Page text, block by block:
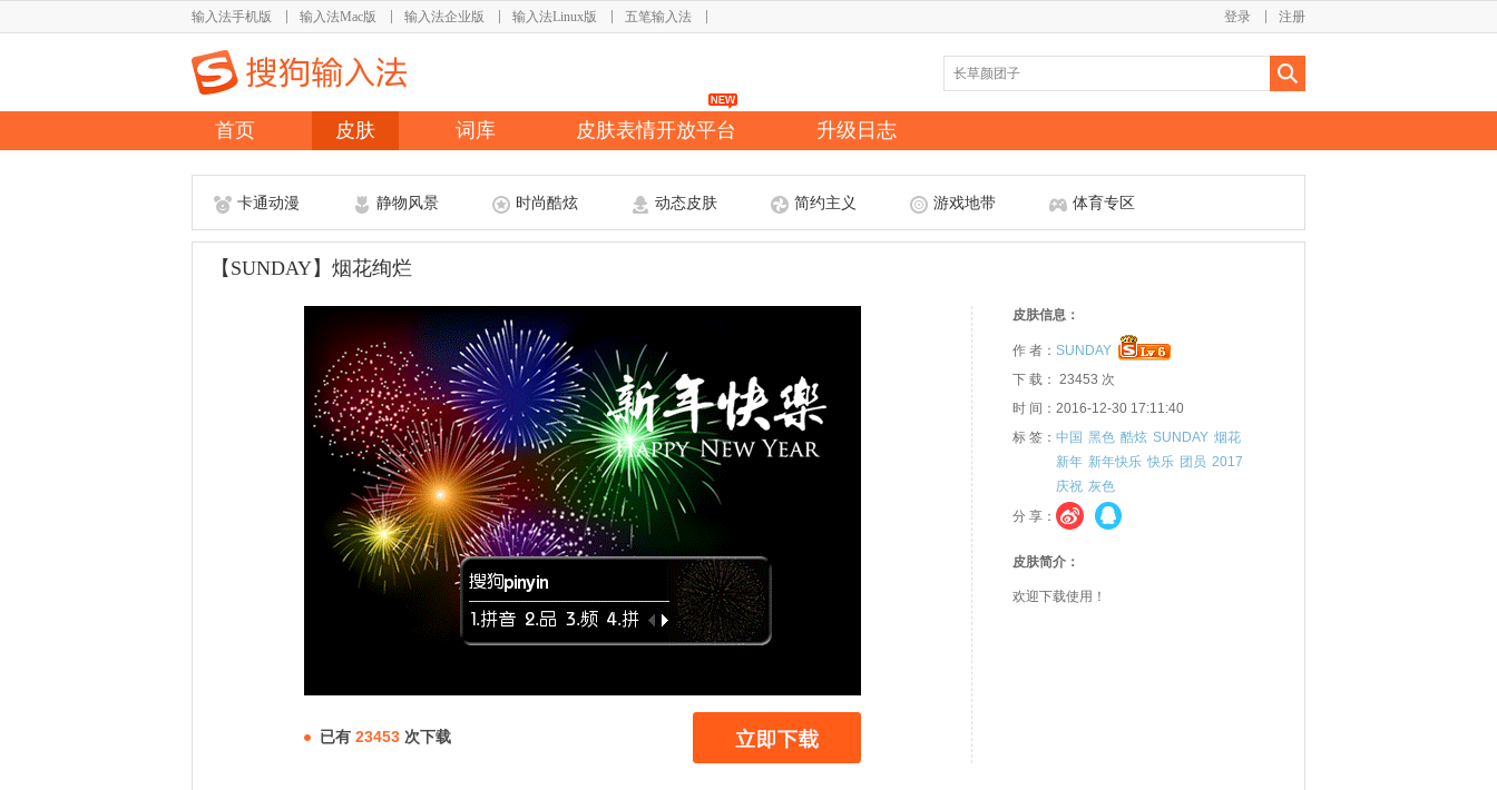
输入法手机版 输入法Mac版 输入法企业版 输入法Linux版 五笔输入法 注册
登录
首页 皮肤 词库 皮肤表情开放平台 升级日志
卡通动漫 静物风景 时尚酷炫 动态皮肤 简约主义 游戏地带 体育专区
【SUNDAY】烟花绚烂
已有 23453 次下载
皮肤信息：
作 者： SUNDAY
下 载： 23453 次
时 间：2016-12-30 17:11:40
标 签： 中国 黑色 酷炫 SUNDAY 烟花
新年 新年快乐 快乐 团员 2017
庆祝 灰色
分 享：
皮肤简介：
欢迎下载使用！